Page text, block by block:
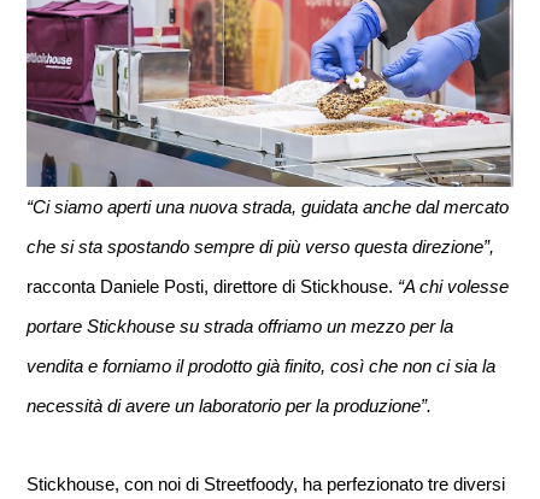
“Ci siamo aperti una nuova strada, guidata anche dal mercato
racconta Daniele Posti, direttore di Stickhouse. “A chi volesse
portare Stickhouse su strada offriamo un mezzo per la
vendita e forniamo il prodotto già finito, così che non ci sia la
necessità di avere un laboratorio per la produzione”.
Stickhouse, con noi di Streetfoody, ha perfezionato tre diversi